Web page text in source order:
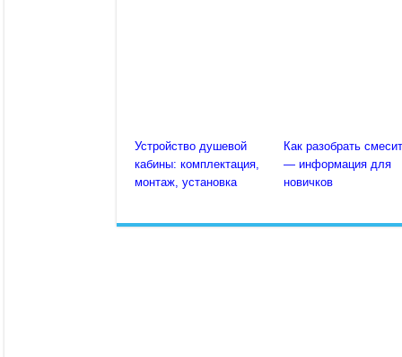
Устройство душевой
кабины: комплектация,
монтаж, установка
Как разобрать
— информация для
новичков